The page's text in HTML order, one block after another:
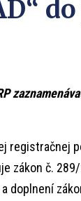
registračnej
zákon č.
doplnení